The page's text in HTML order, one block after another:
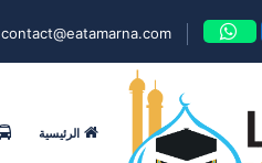
contact@eatamarna.com
الرئيسية